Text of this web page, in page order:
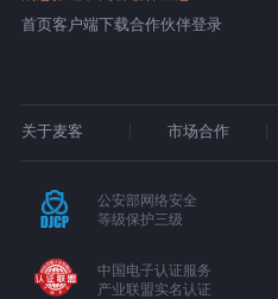
首页客户端下载合作伙伴登录
关于麦客 市场合作
公安部网络安全
等级保护三级
中国电子认证服务
产业联盟实名认证